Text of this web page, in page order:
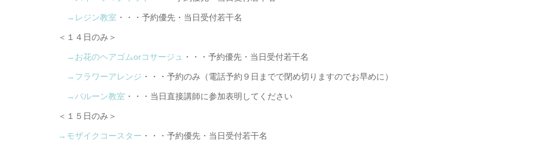
→レジン教室 ・・・予約優先・当日受付若干名
＜１４日のみ＞
→お花のヘアゴムorコサージュ ・・・予約優先・当日受付若干名
→フラワーアレンジ ・・・予約のみ（電話予約９日までで閉め切りますのでお早めに）
→バルーン教室 ・・・当日直接講師に参加表明してください
＜１５日のみ＞
→モザイクコースター ・・・予約優先・当日受付若干名